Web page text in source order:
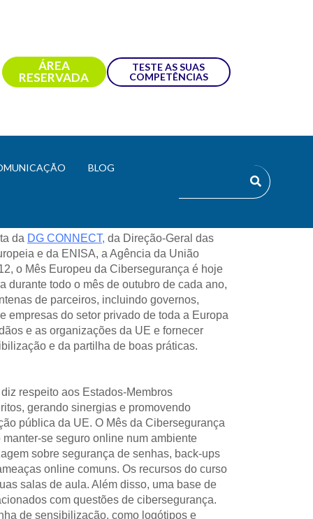
ÁREA
RESERVADA
TESTE AS SUAS
COMPETÊNCIAS
BLOG
da DG CONNECT, da Direção-Geral das
e da ENISA, a Agência da União
o Mês Europeu da Cibersegurança é hoje
todo o mês de outubro de cada ano,
de parceiros, incluindo governos,
empresas do setor privado de toda a Europa
e as organizações da UE e fornecer
e da partilha de boas práticas.
respeito aos Estados-Membros
gerando sinergias e promovendo
pública da UE. O Mês da Cibersegurança
se seguro online num ambiente
sobre segurança de senhas, back-ups
online comuns. Os recursos do curso
salas de aula. Além disso, uma base de
com questões de cibersegurança.
de sensibilização, como logótipos e